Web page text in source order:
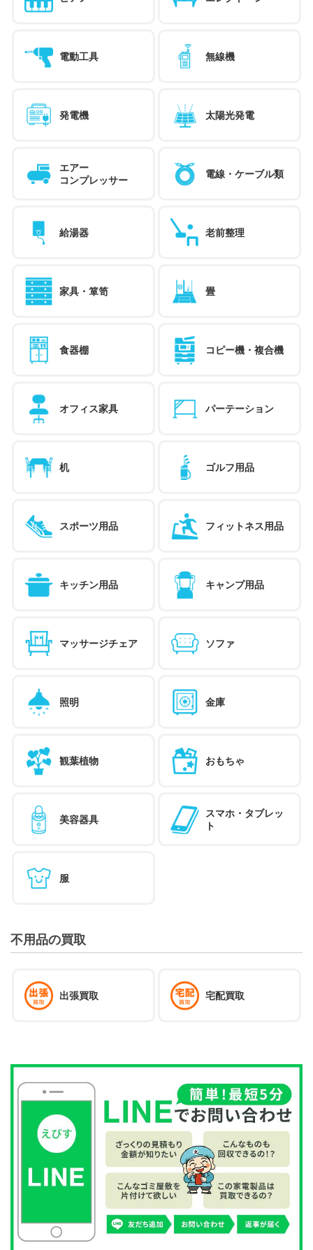
電動工具 無線機
発電機 太陽光発電
エアー
コンプレッサー
電線・ケーブル類
給湯器 老前整理
家具・箪笥 畳
食器棚 コピー機・複合機
オフィス家具 パーテーション
机 ゴルフ用品
スポーツ用品 フィットネス用品
キッチン用品 キャンプ用品
マッサージチェア ソファ
照明 金庫
観葉植物 おもちゃ
美容器具
スマホ・タブレッ
ト
服
不用品の買取
出張買取 宅配買取